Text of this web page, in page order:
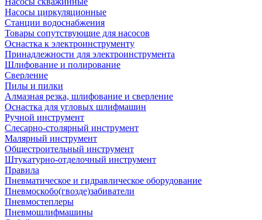
Насосы циркуляционные
Станции водоснабжения
Товары сопутствующие для насосов
Оснастка к электроинструменту
Принадлежности для электроинструмента
Шлифование и полирование
Сверление
Пилы и пилки
Алмазная резка, шлифование и сверление
Оснастка для угловых шлифмашин
Ручной инструмент
Слесарно-столярный инструмент
Малярный инструмент
Общестроительный инструмент
Штукатурно-отделочный инструмент
Правила
Пневматическое и гидравлическое оборудование
Пневмоскобо(гвозде)забиватели
Пневмостеплеры
Пневмошлифмашины